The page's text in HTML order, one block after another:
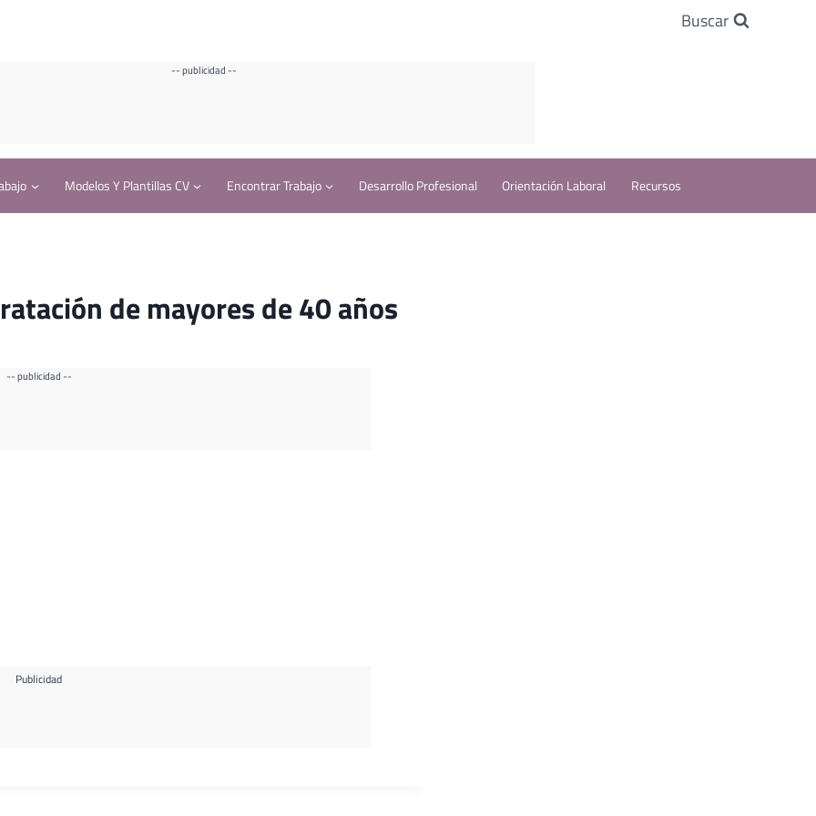
Buscar
-- publicidad --
Modelos Y Plantillas CV Encontrar Trabajo Desarrollo Profesional Orientación Laboral Recursos
de mayores de 40 años
-- publicidad --
Publicidad